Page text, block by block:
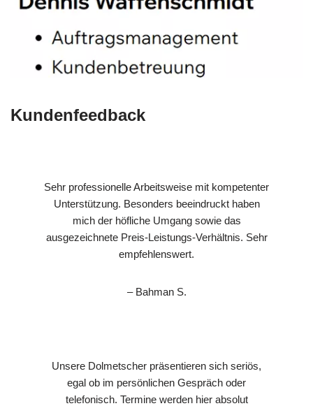
Kundenfeedback
Sehr professionelle Arbeitsweise mit kompetenter
Unterstützung. Besonders beeindruckt haben
mich der höfliche Umgang sowie das
ausgezeichnete Preis-Leistungs-Verhältnis. Sehr
empfehlenswert.
– Bahman S.
Unsere Dolmetscher präsentieren sich seriös,
egal ob im persönlichen Gespräch oder
telefonisch. Termine werden hier absolut